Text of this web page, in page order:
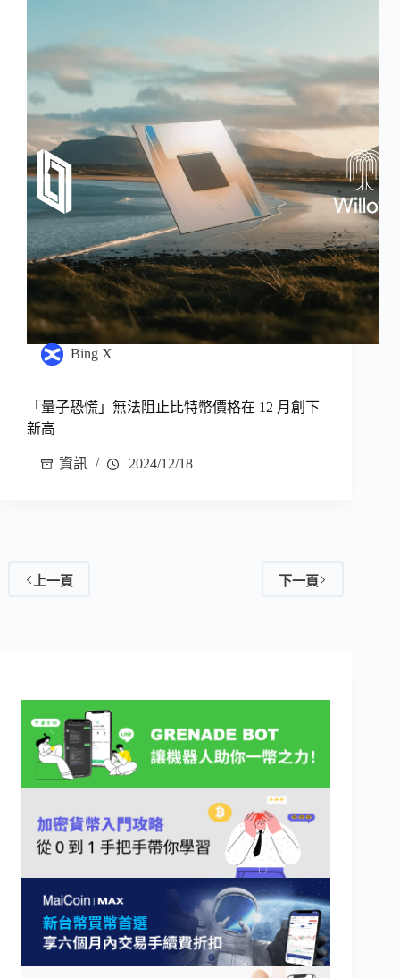
Bing X
「量子恐慌」無法阻止比特幣價格在 12 月創下
新高
資訊 2024/12/18
上一頁 下一頁